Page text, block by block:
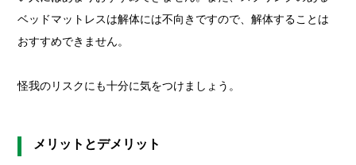
ベッドマットレスは解体には不向きですので、解体することは
おすすめできません。
怪我のリスクにも十分に気をつけましょう。
メリットとデメリット